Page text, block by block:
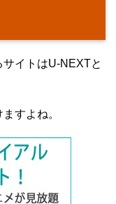
イトはU-NEXTと
すよね。